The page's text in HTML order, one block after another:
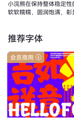
小浣熊在保持整体稳定性
软软糯糯，圆润饱满，彰
推荐字体
会员商用